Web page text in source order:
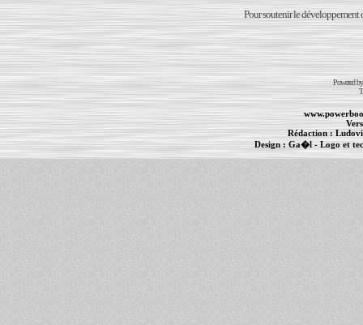
Pour soutenir le développement
Powered
Rédaction :
Design :Ga�l- Logo et
PowerBook